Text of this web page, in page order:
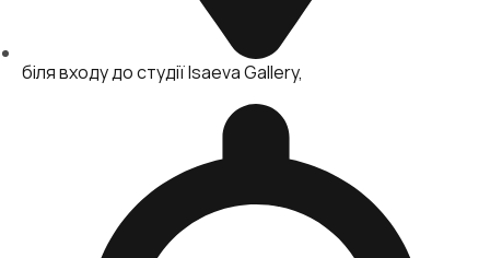
біля входу до студії Isaeva Gallery